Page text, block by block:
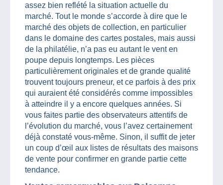
assez bien reflété la situation actuelle du
marché. Tout le monde s’accorde à dire que le
marché des objets de collection, en particulier
dans le domaine des cartes postales, mais aussi
de la philatélie, n’a pas eu autant le vent en
poupe depuis longtemps. Les pièces
particulièrement originales et de grande qualité
trouvent toujours preneur, et ce parfois à des prix
qui auraient été considérés comme impossibles
à atteindre il y a encore quelques années. Si
vous faites partie des observateurs attentifs de
l’évolution du marché, vous l’avez certainement
déjà constaté vous-même. Sinon, il suffit de jeter
un coup d’œil aux listes de résultats des maisons
de vente pour confirmer en grande partie cette
tendance.